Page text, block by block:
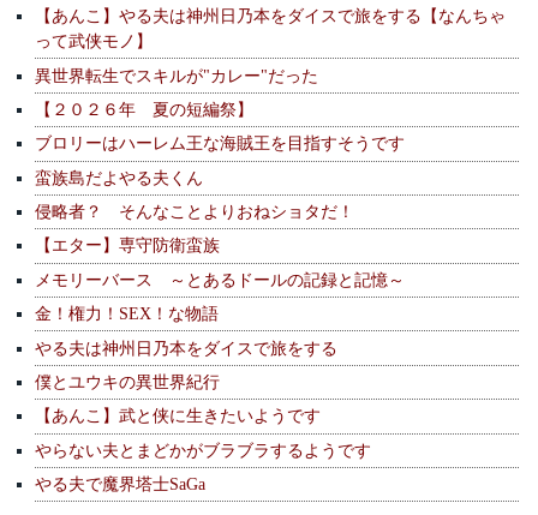
【あんこ】やる夫は神州日乃本をダイスで旅をする【なんちゃ
って武侠モノ】
異世界転生でスキルが"カレー"だった
【２０２６年 夏の短編祭】
ブロリーはハーレム王な海賊王を目指すそうです
蛮族島だよやる夫くん
侵略者？ そんなことよりおねショタだ！
【エター】専守防衛蛮族
メモリーバース ～とあるドールの記録と記憶～
金！権力！SEX！な物語
やる夫は神州日乃本をダイスで旅をする
僕とユウキの異世界紀行
【あんこ】武と侠に生きたいようです
やらない夫とまどかがブラブラするようです
やる夫で魔界塔士SaGa